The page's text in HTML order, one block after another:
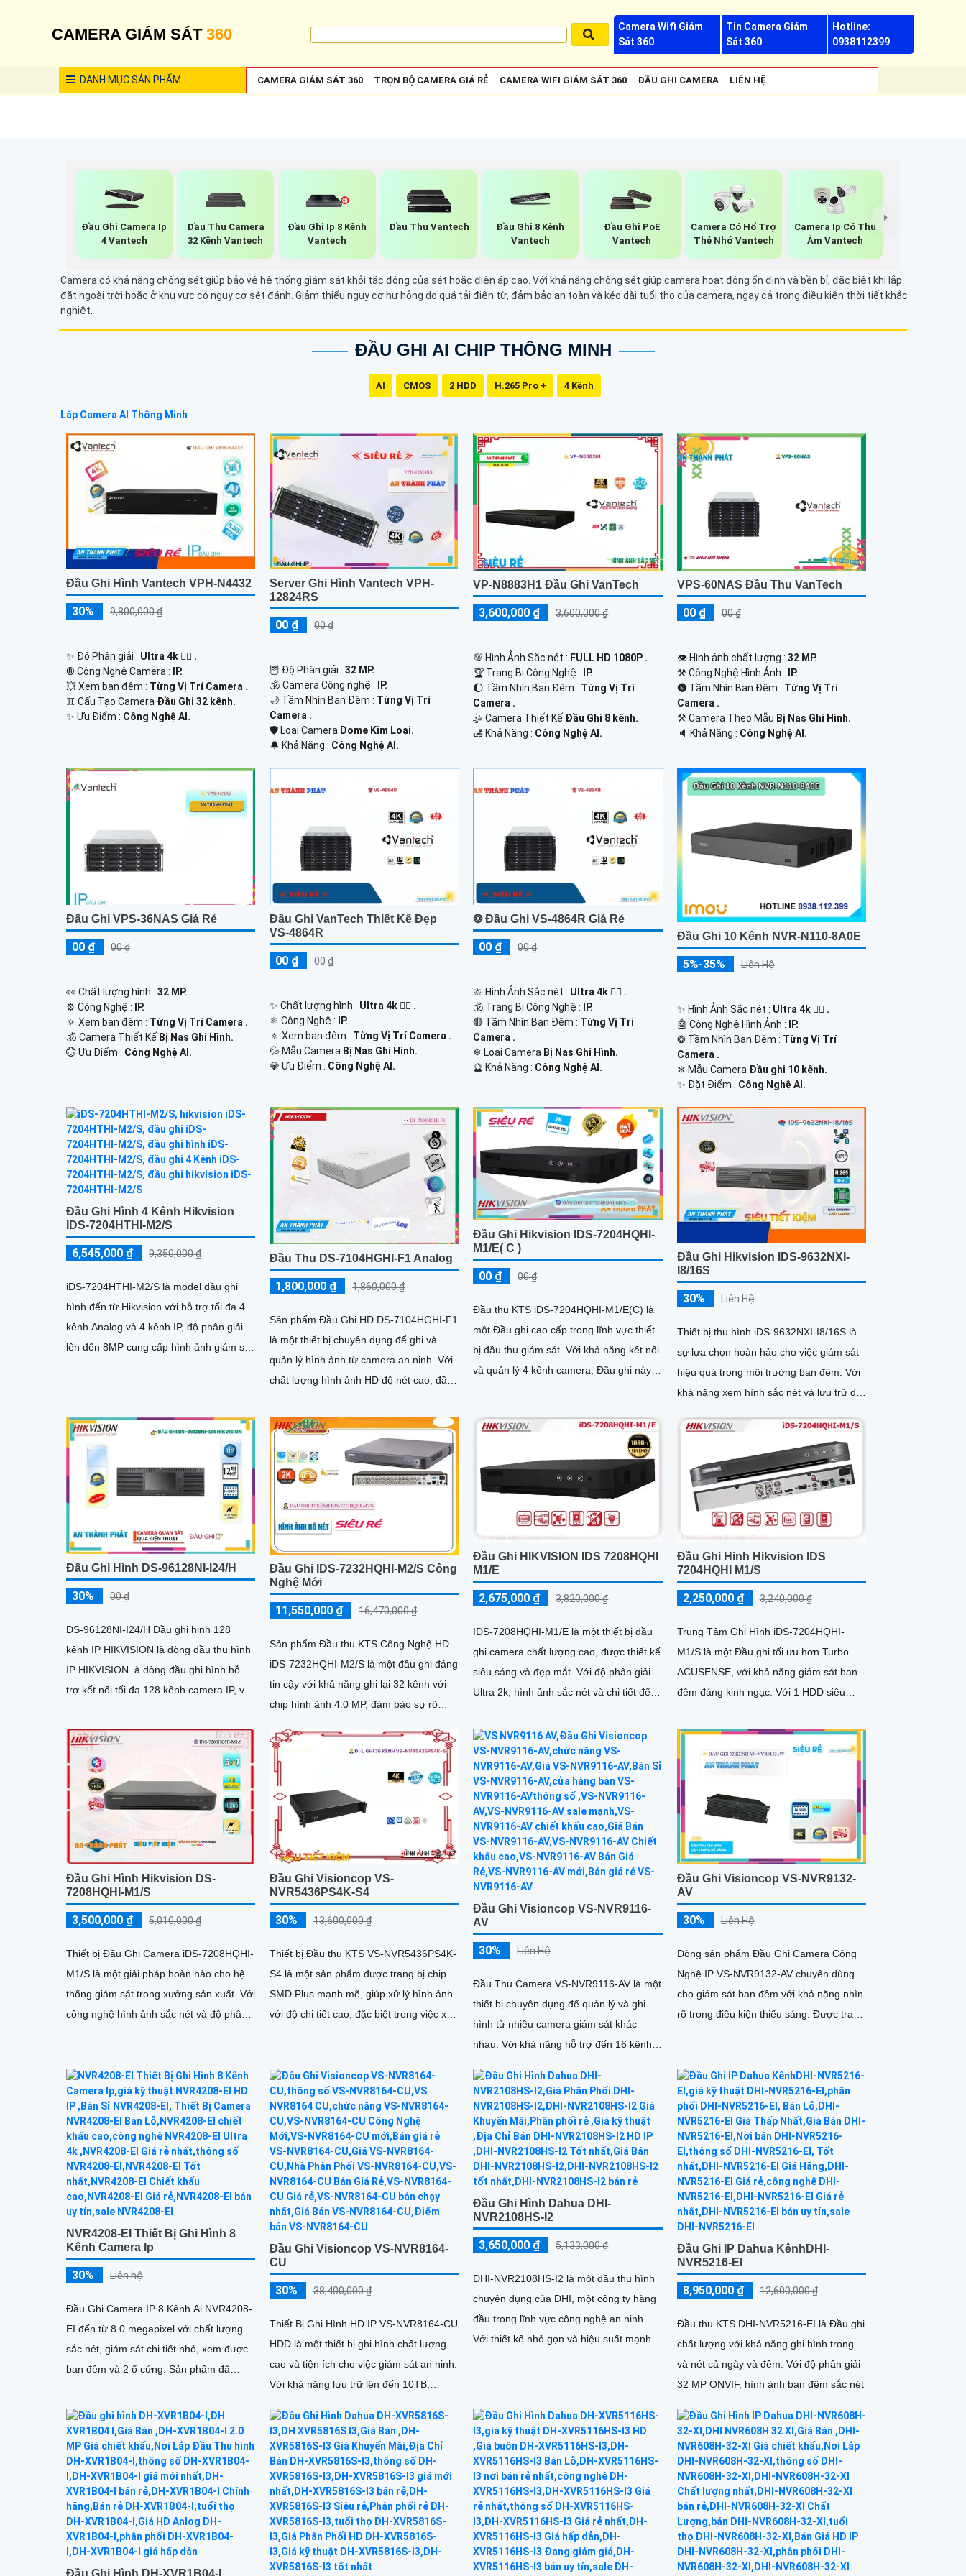
CAMERA GIÁM SÁT 360
Camera Wifi Giám
Sát 360
Tin Camera Giám
Sát 360
Hotline:
0938112399
DANH MỤCSẢN PHẨM CAMERA GIÁM SÁT 360 TRỌN BỘ CAMERA GIÁ RẺ CAMERA WIFI GIÁM SÁT 360 ĐẦU GHI CAMERA LIÊN HỆ
Đầu Ghi Camera Ip
4 Vantech
Đầu Thu Camera
32 Kênh Vantech
Đầu Ghi Ip 8 Kênh
Vantech
Đầu Thu Vantech
Đầu Ghi 8 Kênh
Vantech
Đầu Ghi PoE
Vantech
Camera Có Hổ Trợ
Thẻ Nhớ Vantech
Camera Ip Có Thu
Âm Vantech
Camera có khả năng chống sét giúp bảo vệ hệ thống giám sát khỏi tác động của sét hoặc điện áp cao. Với khả năng chống sét giúp camera hoạt động ổn định và bền bỉ, đặc biệt khi lắp
đặt ngoài trời hoặc ở khu vực có nguy cơ sét đánh. Giảm thiểu nguy cơ hư hỏng do quá tải điện từ, đảm bảo an toàn và kéo dài tuổi thọ của camera, ngay cả trong điều kiện thời tiết khắc
nghiệt.
ĐẦU GHI AI CHIP THÔNG MINH
AI CMOS 2 HDD H.265 Pro + 4 Kênh
Lắp Camera AI Thông Minh
Đầu Ghi Hình Vantech VPH-N4432
30% 9,800,000 ₫
✨ Độ Phân giải : Ultra 4k 👍🏾 .
®️ Công Nghệ Camera :
IP.
💥 Xem ban đêm : Từng Vị Trí Camera .
♊ Cấu Tạo Camera Đầu Ghi 32 kênh.
️✨ Ưu Điểm : Công Nghệ AI.
Server Ghi Hình Vantech VPH-
12824RS
00 ₫ 00 ₫
🦉 Độ Phân giải :32 MP.
🕉️ Camera Công nghệ :
IP.
🌙 Tầm Nhìn Ban Đêm : Từng Vị Trí
Camera .
🛡 Loại Camera Dome Kim Loại.
️🔔 Khả Năng : Công Nghệ AI.
VP-N8883H1 Đầu Ghi VanTech
3,600,000 ₫ 3,600,000 ₫
💯 Hình Ảnh Sắc nét : FULL HD 1080P .
🏆 Trang Bị Công Nghệ :
IP.
🌔 Tầm Nhìn Ban Đêm : Từng Vị Trí
Camera .
🤹 Camera Thiết Kế Đầu Ghi 8 kênh.
️🛃 Khả Năng : Công Nghệ AI.
VPS-60NAS Đầu Thu VanTech
00 ₫ 00 ₫
👁 Hình ảnh chất lượng : 32 MP.
⚒ Công Nghệ Hình Ảnh :
IP.
🌚 Tầm Nhìn Ban Đêm : Từng Vị Trí
Camera .
⚒ Camera Theo Mẫu Bị Nas Ghi Hình.
️🔈 Khả Năng : Công Nghệ AI.
Đầu Ghi VPS-36NAS Giá Rẻ
00 ₫ 00 ₫
️👀 Chất lượng hình : 32 MP.
⚙ Công Nghệ :
IP.
🔅 Xem ban đêm : Từng Vị Trí Camera .
🕉️ Camera Thiết Kế Bị Nas Ghi Hình.
️💮 Ưu Điểm : Công Nghệ AI.
Đầu Ghi VanTech Thiết Kế Đẹp
VS-4864R
00 ₫ 00 ₫
✨ Chất lượng hình : Ultra 4k 👍🏾 .
⚛️ Công Nghệ :
IP.
🔅 Xem ban đêm : Từng Vị Trí Camera .
💦 Mẫu Camera Bị Nas Ghi Hình.
️💎 Ưu Điểm : Công Nghệ AI.
❂ Đầu Ghi VS-4864R Giá Rẻ
00 ₫ 00 ₫
🔆 Hình Ảnh Sắc nét : Ultra 4k 👍🏾 .
🕉️ Trang Bị Công Nghệ :
IP.
🔴 Tầm Nhìn Ban Đêm : Từng Vị Trí
Camera .
❄ Loại Camera Bị Nas Ghi Hình.
️🔮 Khả Năng : Công Nghệ AI.
Đầu Ghi 10 Kênh NVR-N110-8A0E
5%-35% Liên Hệ
✨ Hình Ảnh Sắc nét : Ultra 4k 👍🏾 .
🤖️ Công Nghệ Hình Ảnh :
IP.
❂ Tầm Nhìn Ban Đêm : Từng Vị Trí
Camera .
❄ Mẫu Camera Đầu ghi 10 kênh.
️✨ Đặt Điểm : Công Nghệ AI.
Đầu Ghi Hình 4 Kênh Hikvision
IDS-7204HTHI-M2/S
6,545,000 ₫ 9,350,000 ₫
iDS-7204HTHI-M2/S là model đầu ghi
hình đến từ Hikvision với hỗ trợ tối đa 4
kênh Analog và 4 kênh IP, độ phân giải
lên đến 8MP cung cấp hình ảnh giám sát
và hỗ trợ ổ cứng lên đến 10TB
Đầu Thu DS-7104HGHI-F1 Analog
1,800,000 ₫ 1,860,000 ₫
Sản phẩm Đầu Ghi HD DS-7104HGHI-F1
là một thiết bị chuyên dụng để ghi và
quản lý hình ảnh từ camera an ninh. Với
chất lượng hình ảnh HD độ nét cao, đầu
trong việc giám sát và ghi lại các hoạt
Đầu Ghi Hikvision IDS-7204HQHI-
M1/E( C )
00 ₫ 00 ₫
Đầu thu KTS iDS-7204HQHI-M1/E(C) là
một Đầu ghi cao cấp trong lĩnh vực thiết
bị đầu thu giám sát. Với khả năng kết nối
và quản lý 4 kênh camera, Đầu ghi này
Đầu Ghi Hikvision IDS-9632NXI-
I8/16S
30% Liên Hệ
Thiết bị thu hình iDS-9632NXI-I8/16S là
sự lựa chọn hoàn hảo cho việc giám sát
hiệu quả trong môi trường ban đêm. Với
khả năng xem hình sắc nét và lưu trữ dữ
Đầu Ghi Hình DS-96128NI-I24/H
30% 00 ₫
DS-96128NI-I24/H Đầu ghi hinh 128
kênh IP HIKVISION là dòng đầu thu hình
IP HIKVISION. à dòng đầu ghi hình hỗ
trợ kết nối tối đa 128 kênh camera IP, với
ảnh sắc nét
Đầu Ghi IDS-7232HQHI-M2/S Công
Nghệ Mới
11,550,000 ₫ 16,470,000 ₫
Sản phẩm Đầu thu KTS Công Nghệ HD
iDS-7232HQHI-M2/S là một đầu ghi đáng
tin cậy với khả năng ghi lại 32 kênh với
chip hình ảnh 4.0 MP, đảm bảo sự rõ
Đầu Ghi HIKVISION IDS 7208HQHI
M1/E
2,675,000 ₫ 3,820,000 ₫
IDS-7208HQHI-M1/E là một thiết bị đầu
ghi camera chất lượng cao, được thiết kế
siêu sáng và đẹp mắt. Với độ phân giải
Ultra 2k, hình ảnh sắc nét và chi tiết đến
Đầu Ghi Hinh Hikvision IDS
7204HQHI M1/S
2,250,000 ₫ 3,240,000 ₫
Trung Tâm Ghi Hình iDS-7204HQHI-
M1/S là một Đầu ghi tối ưu hơn Turbo
ACUSENSE, với khả năng giám sát ban
đêm đáng kinh ngạc. Với 1 HDD siêu
cấp...
Đầu Ghi Hình Hikvision DS-
7208HQHI-M1/S
3,500,000 ₫ 5,010,000 ₫
Thiết bị Đầu Ghi Camera iDS-7208HQHI-
M1/S là một giải pháp hoàn hảo cho hệ
thống giám sát trong xưởng sản xuất. Với
công nghệ hình ảnh sắc nét và độ phân
Đầu Ghi Visioncop VS-
NVR5436PS4K-S4
30% 13,600,000 ₫
Thiết bị Đầu thu KTS VS-NVR5436PS4K-
S4 là một sản phẩm được trang bị chip
SMD Plus mạnh mẽ, giúp xử lý hình ảnh
với độ chi tiết cao, đặc biệt trong việc xử
Đầu Ghi Visioncop VS-NVR9116-
AV
30% Liên Hệ
Đầu Thu Camera VS-NVR9116-AV là một
thiết bị chuyên dụng để quản lý và ghi
hình từ nhiều camera giám sát khác
nhau. Với khả năng hỗ trợ đến 16 kênh
cho việc kiểm soát an ninh
Đầu Ghi Visioncop VS-NVR9132-
AV
30% Liên Hệ
Dòng sản phẩm Đầu Ghi Camera Công
Nghệ IP VS-NVR9132-AV chuyên dùng
cho giám sát ban đêm với khả năng nhìn
rõ trong điều kiện thiếu sáng. Được trang
NVR4208-EI Thiết Bị Ghi Hình 8
Kênh Camera Ip
30% Liên hệ
Đầu Ghi Camera IP 8 Kênh Ai NVR4208-
EI đến từ 8.0 megapixel với chất lượng
sắc nét, giám sát chi tiết nhỏ, xem được
ban đêm và 2 ổ cứng. Sản phẩm đã
Đầu Ghi Visioncop VS-NVR8164-
CU
30% 38,400,000 ₫
Thiết Bị Ghi Hình HD IP VS-NVR8164-CU
HDD là một thiết bị ghi hình chất lượng
cao và tiện ích cho việc giám sát an ninh.
Với khả năng lưu trữ lên đến 10TB,
trong thời gian dài
Đầu Ghi Hình Dahua DHI-
NVR2108HS-I2
3,650,000 ₫ 5,133,000 ₫
DHI-NVR2108HS-I2 là một đầu thu hình
chuyên dụng của DHI, một công ty hàng
đầu trong lĩnh vực công nghệ an ninh.
Với thiết kế nhỏ gọn và hiệu suất mạnh
Đầu Ghi IP Dahua KênhDHI-
NVR5216-EI
8,950,000 ₫ 12,600,000 ₫
Đầu thu KTS DHI-NVR5216-EI là Đầu ghi
chất lượng với khả năng ghi hình trong
và nét cả ngày và đêm. Với độ phân giải
32 MP ONVIF, hình ảnh ban đêm sắc nét
Đầu Ghi Hình DH-XVR1B04-I